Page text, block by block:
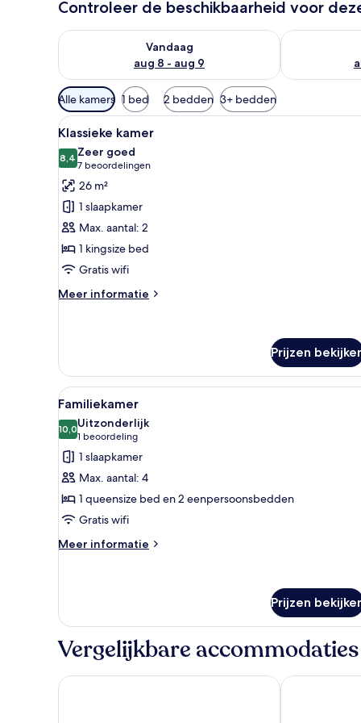
Controleer de beschikbaarheid voor
Vandaag
aug 8 - aug 9
De beschikbaarheid controleren voor vanavond aug
De
Beschikbare
filters
voor
kamers
Alle kamers 1 bed 2 bedden 3+ bedden
Alle
foto's
voor
Klassieke
kamer
laden
Een hotelkamer met een
8
Klassieke kamer
8,48,4 van 10
Zeer goed
7 beoordelingen
(7
beoordelingen)
26 m²
1 slaapkamer
Max. aantal: 2
1 kingsize bed
Gratis wifi
Meer informatie
Meer
Prijzen
Alle
foto's
voor
Familiekamer
laden
Een moderne hotelkamer
11
Familiekamer
10,010,0 van 10
Uitzonderlijk
1 beoordeling
(1
beoordeling)
1 slaapkamer
Max. aantal: 4
1 queensize bed en 2 eenpersoonsbedden
Gratis wifi
Meer informatie
Meer
Prijzen
Vergelijkbare accommodaties
Le Drips nhow Marseille